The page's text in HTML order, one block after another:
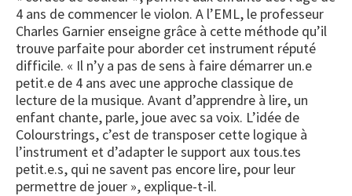
4 ans de commencer le violon. A l’EML, le professeur
Charles Garnier enseigne grâce à cette méthode qu’il
trouve parfaite pour aborder cet instrument réputé
difficile. « Il n’y a pas de sens à faire démarrer un.e
petit.e de 4 ans avec une approche classique de
lecture de la musique. Avant d’apprendre à lire, un
enfant chante, parle, joue avec sa voix. L’idée de
Colourstrings, c’est de transposer cette logique à
l’instrument et d’adapter le support aux tous.tes
petit.e.s, qui ne savent pas encore lire, pour leur
permettre de jouer », explique-t-il.